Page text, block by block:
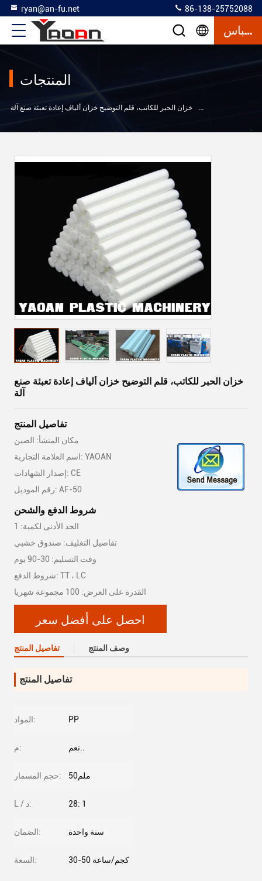
ryan@an-fu.net 86-138-25752088
إقتباس
المنتجات
> خزان الحبر للكاتب، قلم التوضيح خزان ألياف إعادة تعبئة صنع آلة
خزان الحبر للكاتب، قلم التوضيح خزان ألياف إعادة تعبئة صنع
آلة
تفاصيل المنتج
مكان المنشأ: الصين
اسم العلامة التجارية: YAOAN
إصدار الشهادات: CE
رقم الموديل: AF-50
شروط الدفع والشحن
الحد الأدنى لكمية: 1
تفاصيل التغليف: صندوق خشبي
وقت التسليم: 30-90 يوم
شروط الدفع: TT ، LC
القدرة على العرض: 100 مجموعة شهريا
احصل على أفضل سعر
تفاصيل المنتج وصف المنتج
تفاصيل المنتج
المواد: PP
م:
حجم المسمار: 50ملم
L / د: 28: 1
الضمان: سنة واحدة
السعة: 30-50 كجم/ساعة